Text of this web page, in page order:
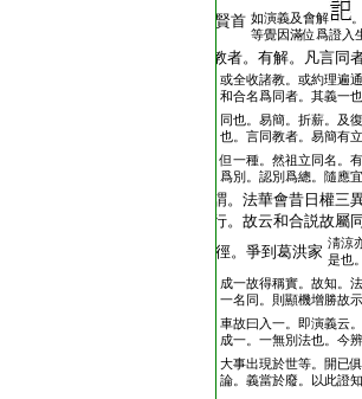
賢首 如演義及會解
等覺因滿位爲證入
教者。有解。凡言同
或全收諸教。或約理遍
和合名爲同者。其義一
同也。易簡。折薪。及
也。言同教者。易簡有
但一種。然祖立同名。
爲別。認別爲總。隨應
謂。法華會昔日權三
行。故云和合説故屬
徑。爭到葛洪家 淸涼
是也
成一故得稱實。故知。
一名同。則顯機增勝故
車故曰入一。即演義云
成一。一無別法也。今
大事出現於世等。開已
論。義當於廢。以此證